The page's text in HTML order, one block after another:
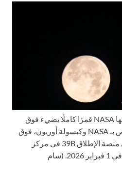
تظهر هذه الصورة التي قدمتها NASA قمرًا كاملًا يضيء فوق
نظام الإطلاق الفضائي الخاص بـ NASA وكبسولة أوريون، فوق
منصة الإطلاق المتحركة في منصة الإطلاق 39B في مركز
كينيدي للفضاء في فلوريدا، في 1 فبراير 2026. (سام